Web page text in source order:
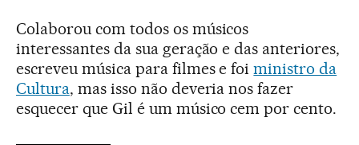
Colaborou com todos os músicos
interessantes da sua geração e das anteriores,
escreveu música para filmes e foiministro da
Cultura, mas isso não deveria nos fazer
esquecer que Gil é um músico cem por cento.